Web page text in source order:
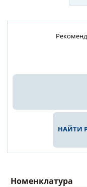
НАЙТИ
Номенклатура